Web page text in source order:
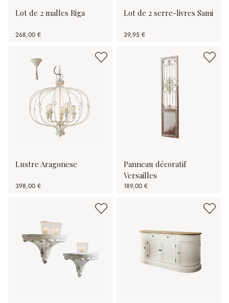
Lot de 2 malles Riga
268,00 €
Lot de 2 serre-livres Sami
39,95 €
Lustre Aragonese
398,00 €
Panneau décoratif
Versailles
189,00 €